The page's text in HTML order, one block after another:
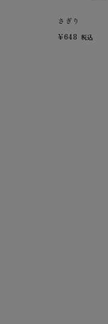
さぎり
¥648 税込